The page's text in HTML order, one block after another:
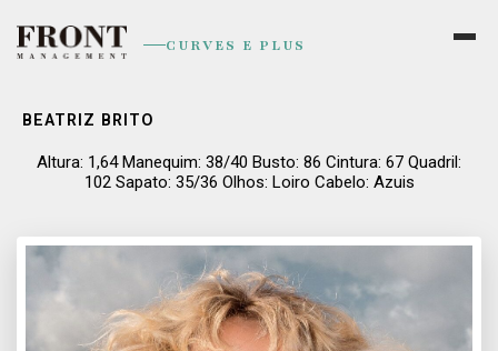
CURVES E PLUS
BEATRIZ BRITO
Altura: 1,64 Manequim: 38/40 Busto: 86 Cintura: 67 Quadril:
102 Sapato: 35/36 Olhos: Loiro Cabelo: Azuis